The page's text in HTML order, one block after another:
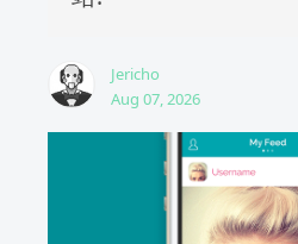
Jericho
Aug 07, 2026